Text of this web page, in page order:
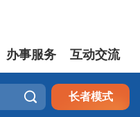
办事服务 互动交流
 长者模式